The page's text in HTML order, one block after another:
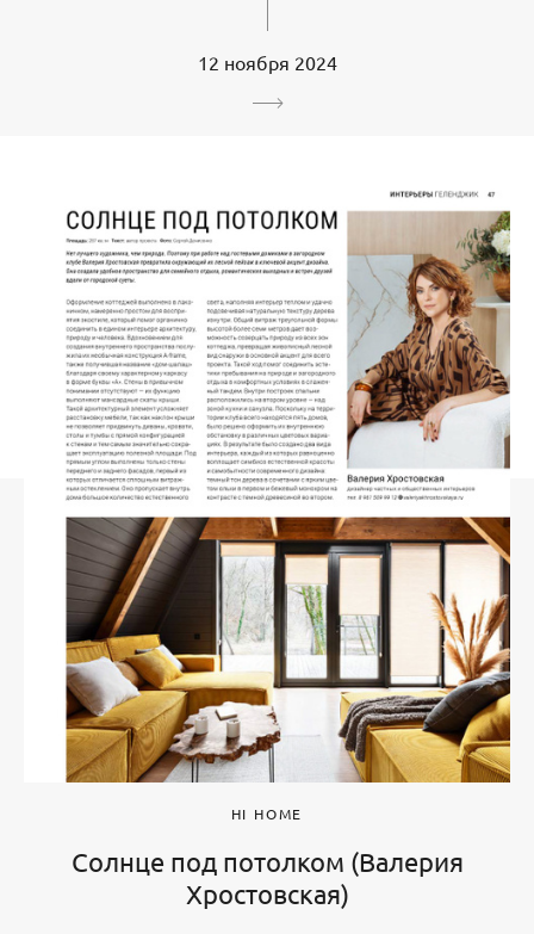
12 ноября 2024
HI HOME
Солнце под потолком (Валерия
Хростовская)